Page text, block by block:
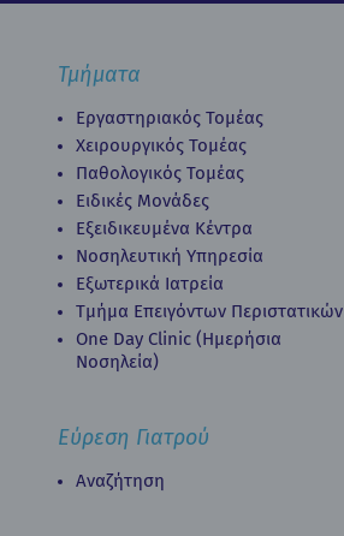
Τμήματα
Εργαστηριακός Τομέας
Χειρουργικός Τομέας
Παθολογικός Τομέας
Ειδικές Μονάδες
Εξειδικευμένα Κέντρα
Νοσηλευτική Υπηρεσία
Εξωτερικά Ιατρεία
Τμήμα Επειγόντων Περιστατικών
Οne Day Clinic (Ημερήσια
Νοσηλεία)
Εύρεση Γιατρού
Αναζήτηση